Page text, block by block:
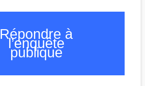
Répondre à
l’enquête
publique